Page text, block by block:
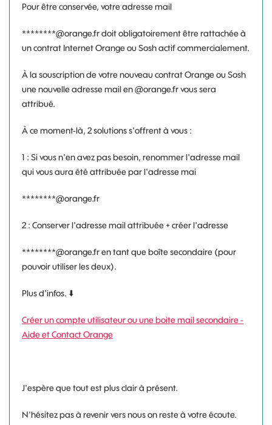
Pour être conservée, votre adresse mail
********@orange.fr doit obligatoirement être rattachée à
un contrat Internet Orange ou Sosh actif commercialement.
À la souscription de votre nouveau contrat Orange ou Sosh
une nouvelle adresse mail en @orange.fr vous sera
attribué.
À ce moment-là, 2 solutions s'offrent à vous :
1 : Si vous n'en avez pas besoin, renommer l'adresse mail
qui vous aura été attribuée par l'adresse mai
********@orange.fr
2 : Conserver l'adresse mail attribuée + créer l'adresse
********@orange.fr en tant que boîte secondaire (pour
pouvoir utiliser les deux).
Plus d'infos. ⬇️
Créer un compte utilisateur ou une boite mail secondaire -
Aide et Contact Orange
J'espère que tout est plus clair à présent.
N'hésitez pas à revenir vers nous on reste à votre écoute.